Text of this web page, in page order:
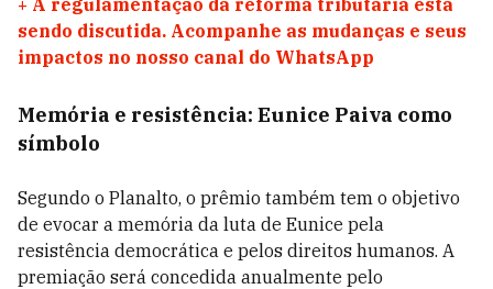
+ A regulamentação da reforma tributária está
sendo discutida. Acompanhe as mudanças e seus
impactos no nosso canal do WhatsApp
Memória e resistência: Eunice Paiva como
símbolo
Segundo o Planalto, o prêmio também tem o objetivo
de evocar a memória da luta de Eunice pela
resistência democrática e pelos direitos humanos. A
premiação será concedida anualmente pelo